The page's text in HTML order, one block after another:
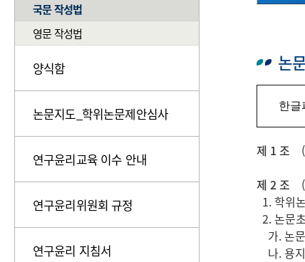
국문 작성법
영문 작성법
양식함
논문지도_학위논문제안심사
연구윤리교육 이수 안내
연구윤리위원회 규정
연구윤리 지침서
논
한글
제 1 조 (
제 2 조 (
1. 학위
2. 논문
가. 논
나. 용